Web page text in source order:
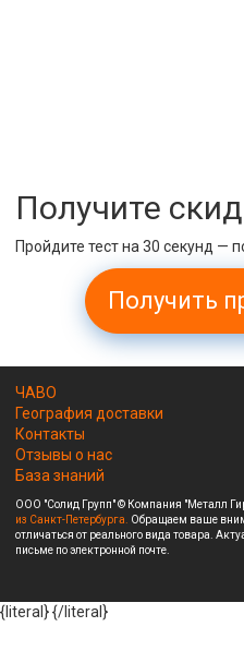
Получите
Пройдите тест на 30 секунд —
Получить
ЧАВО
География доставки
Контакты
Отзывы о нас
База знаний
ООО "Солид Групп" © Компания "Металл
из Санкт-Петербурга. Обращаем ваше
отличаться от реального вида товара.
письме по электронной почте.
{literal}{/literal}